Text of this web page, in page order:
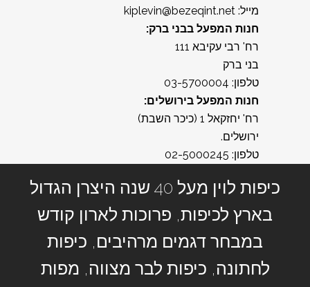
מייל: kiplevin@bezeqint.net
חנות המפעל בבני ברק:
רח' רבי עקיבא 111
בני ברק
טלפון: 03-5700004
חנות המפעל בירושלים:
רח' יחזקאל 1 (כיכר השבת)
ירושלים.
טלפון: 02-5000245
כיפות לוין מעל 40 שנה היצרן הגדול
בארץ לכיפות, פרוכות לארון קודש
במבחר דגמים מרהיבים, כיפות
לחתונה, כיפות לבר מצווה, מפות